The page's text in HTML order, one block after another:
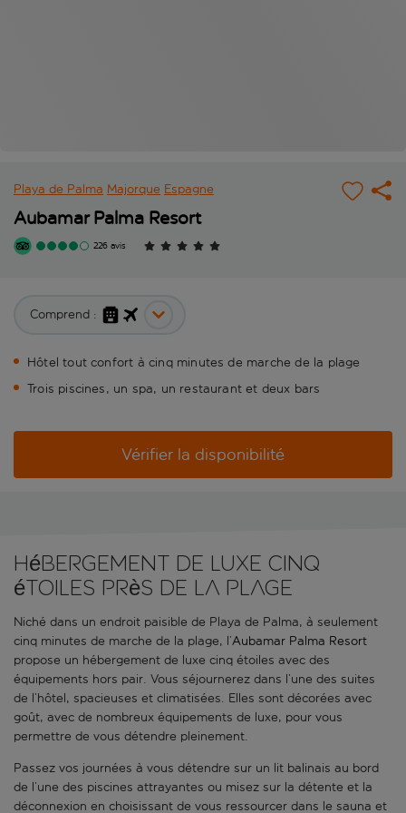
Playa de Palma Majorque Espagne
Aubamar Palma Resort
226 avis
Comprend :
Hôtel tout confort à cinq minutes de marche de la plage
Trois piscines, un spa, un restaurant et deux bars
Vérifier la disponibilité
Hébergement de luxe cinq
étoiles près de la plage
Niché dans un endroit paisible de Playa de Palma, à seulement
cinq minutes de marche de la plage, l’Aubamar Palma Resort
propose un hébergement de luxe cinq étoiles avec des
équipements hors pair. Vous séjournerez dans l’une des suites
de l’hôtel, spacieuses et climatisées. Elles sont décorées avec
goût, avec de nombreux équipements de luxe, pour vous
permettre de vous détendre pleinement.
Passez vos journées à vous détendre sur un lit balinais au bord
de l’une des piscines attrayantes ou misez sur la détente et la
déconnexion en choisissant de vous ressourcer dans le sauna et